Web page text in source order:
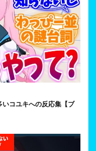
コユキへの反応集【ブ